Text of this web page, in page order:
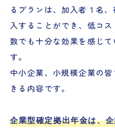
るプランは、加入者１名
入することができ、低コ
数でも十分な効果を感じ
す。
中小企業、小規模企業の
きる内容です。
企業型確定拠出年金は、